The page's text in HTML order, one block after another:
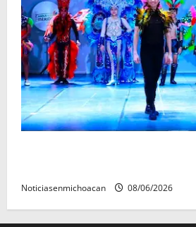
Noticiasenmichoacan 08/06/2026